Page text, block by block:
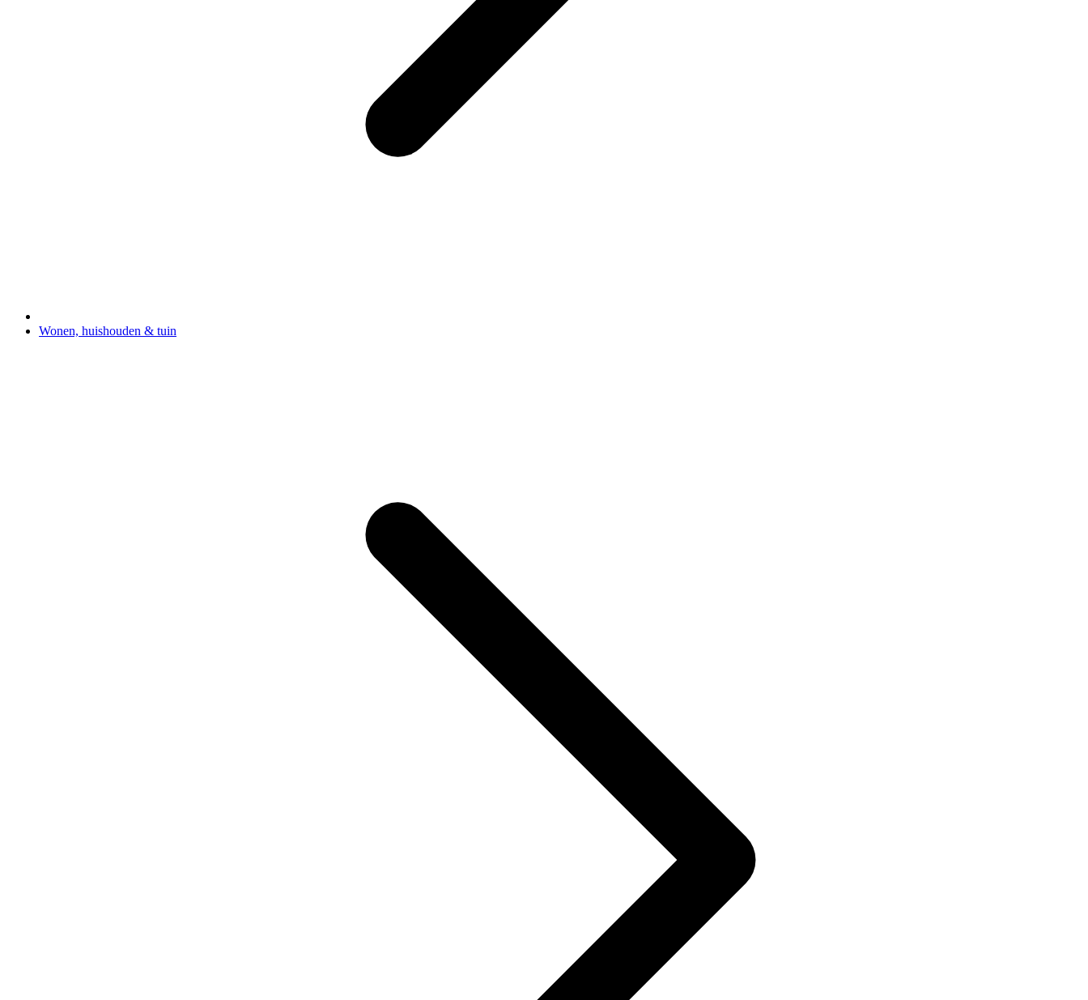
Wonen, huishouden & tuin